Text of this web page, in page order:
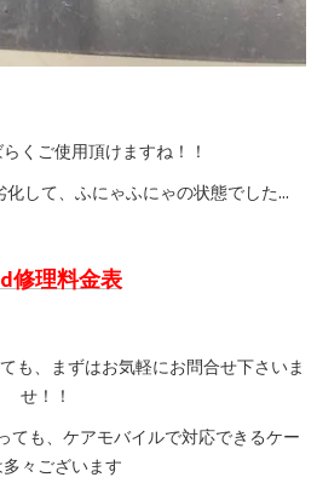
くご使用頂けますね！！
して、ふにゃふにゃの状態でした…
修理料金表
も、まずはお気軽にお問合せ下さいま
せ！！
ても、ケアモバイルで対応できるケー
々ございます